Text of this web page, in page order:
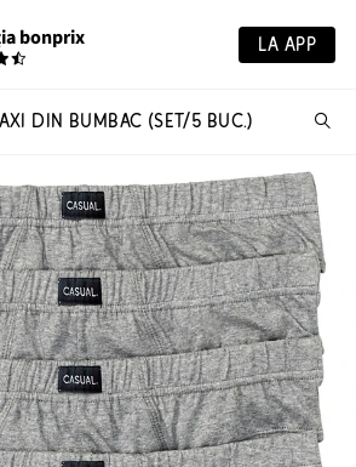
bonprix LA APP
DIN BUMBAC (SET/5 BUC.)